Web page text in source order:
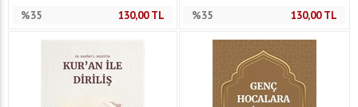
%35
130,00TL
%35
130,00TL